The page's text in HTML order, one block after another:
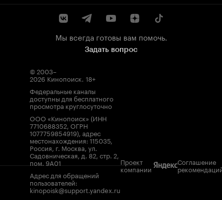
Мы всегда готовы вам помочь.
Задать вопрос
© 2003–
2026 Кинопоиск. 18+
Федеральные каналы
доступны для бесплатного
просмотра круглосуточно
ООО «Кинопоиск» (ИНН
7710688352, ОГРН
1077759854919), адрес
местонахождения: 115035,
Россия, г. Москва, ул.
Садовническая, д. 82, стр. 2,
пом. 9А01
Адрес для обращений
пользователей:
kinopoisk@support.yandex.ru
Проект
компании
Соглашение